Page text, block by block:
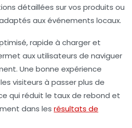
détaillées sur vos produits ou
aux événements locaux.
rapide à charger et
aux utilisateurs de naviguer
Une bonne expérience
visiteurs à passer plus de
qui réduit le taux de rebond et
dans les résultats de